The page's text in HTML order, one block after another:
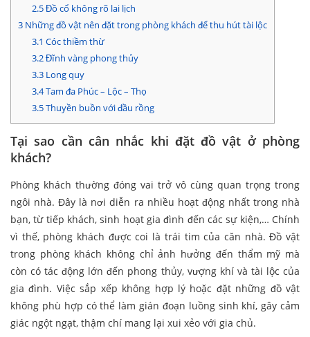
2.5Đồ cổ không rõ lai lịch
3 Những đồ vật nên đặt trong phòng khách để thu hút tài lộc
3.1 Cóc thiềm thừ
3.2Đĩnh vàng phong thủy
3.3Long quy
3.4Tam đa Phúc – Lộc – Thọ
3.5Thuyền buồn với đầu rồng
Tại sao cần cân nhắc khi đặt đồ vật ở phòng
khách?
Phòng khách thường đóng vai trở vô cùng quan trọng trong
ngôi nhà. Đây là nơi diễn ra nhiều hoạt động nhất trong nhà
bạn, từ tiếp khách, sinh hoạt gia đình đến các sự kiện,… Chính
vì thế, phòng khách được coi là trái tim của căn nhà. Đồ vật
trong phòng khách không chỉ ảnh hưởng đến thẩm mỹ mà
còn có tác động lớn đến phong thủy, vượng khí và tài lộc của
gia đình. Việc sắp xếp không hợp lý hoặc đặt những đồ vật
không phù hợp có thể làm gián đoạn luồng sinh khí, gây cảm
giác ngột ngạt, thậm chí mang lại xui xẻo với gia chủ.